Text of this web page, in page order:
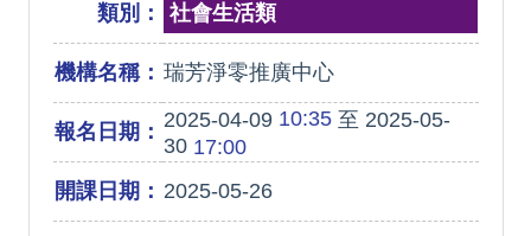
類別：
社會生活類
機構名稱： 瑞芳淨零推廣中心
報名日期： 2025-04-0910:35至 2025-05-
3017:00
開課日期： 2025-05-26